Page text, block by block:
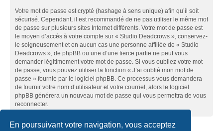
En poursuivant votre navigation, vous acceptez
Votre mot de passe est crypté (hashage à sens unique) afin qu’il soit
sécurisé. Cependant, il est recommandé de ne pas utiliser le même mot
de passe sur plusieurs sites Internet différents. Votre mot de passe est
le moyen d’accès à votre compte sur « Studio Deadcrows », conservez-
le soigneusement et en aucun cas une personne affiliée de « Studio
Deadcrows », de phpBB ou une d’une tierce partie ne peut vous
demander légitimement votre mot de passe. Si vous oubliez votre mot
de passe, vous pouvez utiliser la fonction « J’ai oublié mon mot de
passe » fournie par le logiciel phpBB. Ce processus vous demandera
de fournir votre nom d’utilisateur et votre courriel, alors le logiciel
phpBB générera un nouveau mot de passe qui vous permettra de vous
reconnecter.